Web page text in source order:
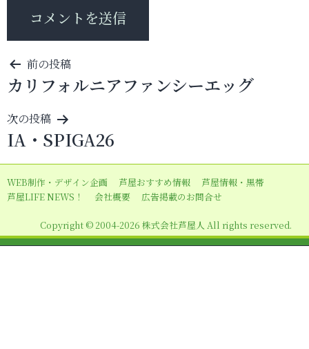
投
稿
ナ
ビ
ゲ
ー
シ
ン
前の投稿
カリフォルニアファンシーエッグ
次の投稿
IA・SPIGA26
WEB制作・デザイン企画 芦屋おすすめ情報
芦屋情報・黒帯
芦屋LIFE NEWS！
会社概要 広告掲載のお問合せ
Copyright © 2004-2026 株式会社芦屋人 All rights reserved.